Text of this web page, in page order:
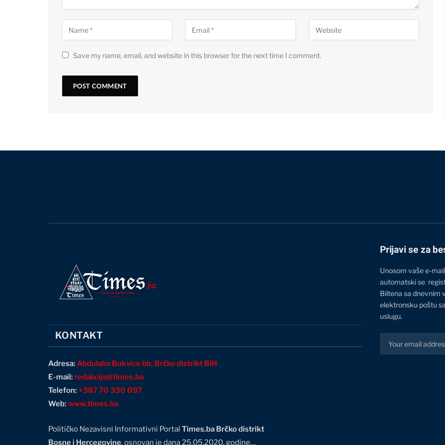
Save my name, email, and website in this browser for the next time I comment.
KONTAKT
Adresa: Abdulaha Bukvice bb, Brčko distrikt BiH
E-mail: redakcija@times.ba
Telefon: +387 70 330 097
Web: www.times.ba
Političko Nezavisni Informativni Portal Times.ba Brčko distrikt
Bosne i Hercegovine, osnovan je dana 25.05.2020. godine…
Prijavi se za
Unosom vaše e-
automatski se
Biltena sa dnevnim
elektronsku poštu
uslugu.